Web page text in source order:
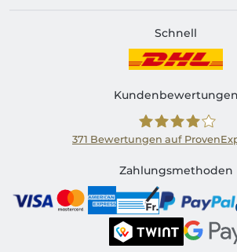
Schnell
Kundenbewertungen
Shirtinator CH
371 Bewertungen auf
Zahlungsmethoden